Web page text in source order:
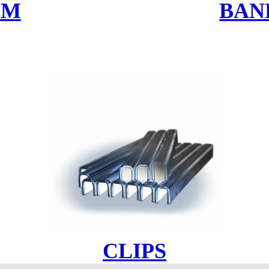
CLIPS